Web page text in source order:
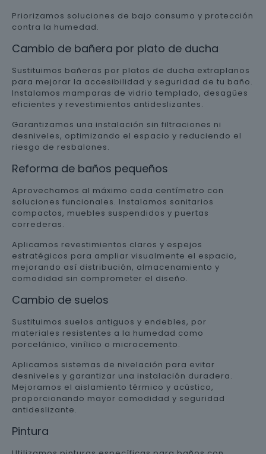
Priorizamos soluciones de bajo consumo y protección
contra la humedad.
Cambio de bañera por plato de ducha
Sustituimos bañeras por platos de ducha extraplanos
para mejorar la accesibilidad y seguridad de tu baño.
Instalamos mamparas de vidrio templado, desagües
eficientes y revestimientos antideslizantes.
Garantizamos una instalación sin filtraciones ni
desniveles, optimizando el espacio y reduciendo el
riesgo de resbalones.
Reforma de baños pequeños
Aprovechamos al máximo cada centímetro con
soluciones funcionales. Instalamos sanitarios
compactos, muebles suspendidos y puertas
correderas.
Aplicamos revestimientos claros y espejos
estratégicos para ampliar visualmente el espacio,
mejorando así distribución, almacenamiento y
comodidad sin comprometer el diseño.
Cambio de suelos
Sustituimos suelos antiguos y endebles, por
materiales resistentes a la humedad como
porcelánico, vinílico o microcemento.
Aplicamos sistemas de nivelación para evitar
desniveles y garantizar una instalación duradera.
Mejoramos el aislamiento térmico y acústico,
proporcionando mayor comodidad y seguridad
antideslizante.
Pintura